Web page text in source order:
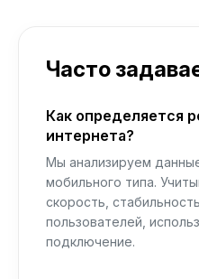
Часто
Как определяется
интернета?
Мы анализируем
мобильного типа.
скорость,
пользователей,
подключение.